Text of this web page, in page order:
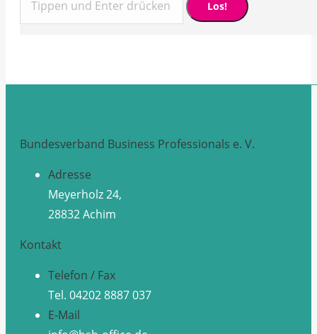
Bundesverband Business Professionals e. V.
Adresse
Meyerholz 24,
28832 Achim
Kontakt
Telefon / Fax
Tel. 04202 8887 037
E-Mail